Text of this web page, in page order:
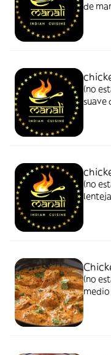
de
(no
suave
(no
(no